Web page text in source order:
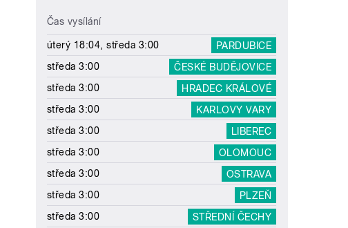
Čas vysílání
úterý 18:04, středa 3:00
PARDUBICE
středa 3:00
ČESKÉ BUDĚJOVICE
středa 3:00
HRADEC KRÁLOVÉ
středa 3:00
KARLOVY VARY
středa 3:00
LIBEREC
středa 3:00
OLOMOUC
středa 3:00
OSTRAVA
středa 3:00
PLZEŇ
středa 3:00
STŘEDNÍ ČECHY